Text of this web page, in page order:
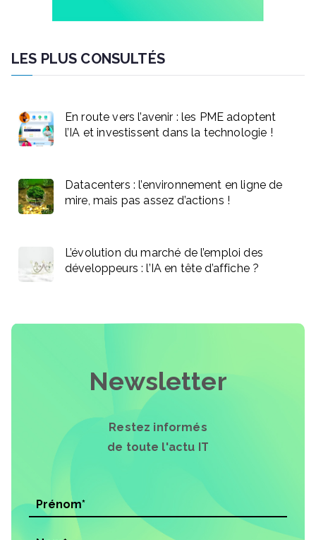
LES PLUS CONSULTÉS
En route vers l’avenir : les PME adoptent
l’IA et investissent dans la technologie !
Datacenters : l’environnement en ligne de
mire, mais pas assez d’actions !
L’évolution du marché de l’emploi des
développeurs : l’IA en tête d’affiche ?
Newsletter
Restez informés
de toute l'actu IT